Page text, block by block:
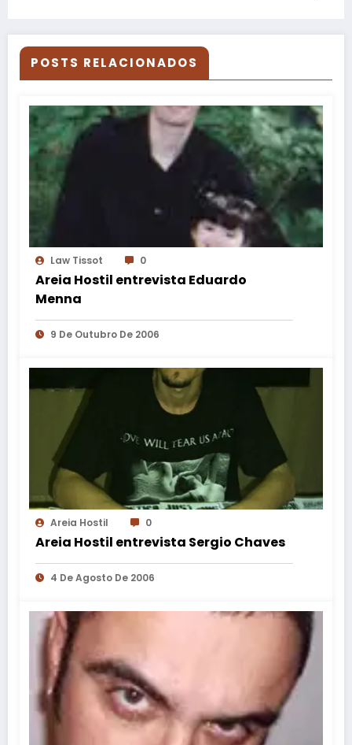
POSTS RELACIONADOS
Law Tissot 0
Areia Hostil entrevista Eduardo
Menna
9 De Outubro De 2006
Areia Hostil 0
Areia Hostil entrevista Sergio Chaves
4 De Agosto De 2006